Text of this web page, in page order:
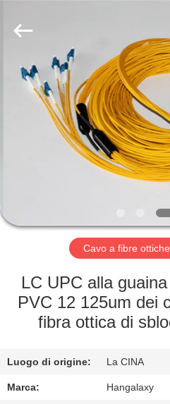
CASA
PRODOTTI
CIRCA
NOI
GIRO
DELLA
FABBRICA
CONTROLLO
DI
MTP
fornitore.
fiberopticpatch-
Cavo a fibre
LC UPC alla
PVC 12 125um dei
fibra ottica di
Luogo di origine: La CINA
Marca: Hangalaxy